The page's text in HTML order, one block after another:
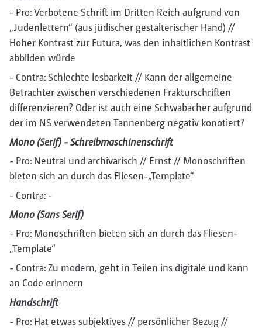
- Pro: Verbotene Schrift im Dritten Reich aufgrund von
„Judenlettern“ (aus jüdischer gestalterischer Hand) //
Hoher Kontrast zur Futura, was den inhaltlichen Kontrast
abbilden würde
- Contra: Schlechte lesbarkeit // Kann der allgemeine
Betrachter zwischen verschiedenen Frakturschriften
differenzieren? Oder ist auch eine Schwabacher aufgrund
der im NS verwendeten Tannenberg negativ konotiert?
Mono (Serif) - Schreibmaschinenschrift
- Pro: Neutral und archivarisch // Ernst // Monoschriften
bieten sich an durch das Fliesen-„Template“
- Contra: -
Mono (Sans Serif)
- Pro: Monoschriften bieten sich an durch das Fliesen-
„Template“
- Contra: Zu modern, geht in Teilen ins digitale und kann
an Code erinnern
Handschrift
- Pro: Hat etwas subjektives // persönlicher Bezug //